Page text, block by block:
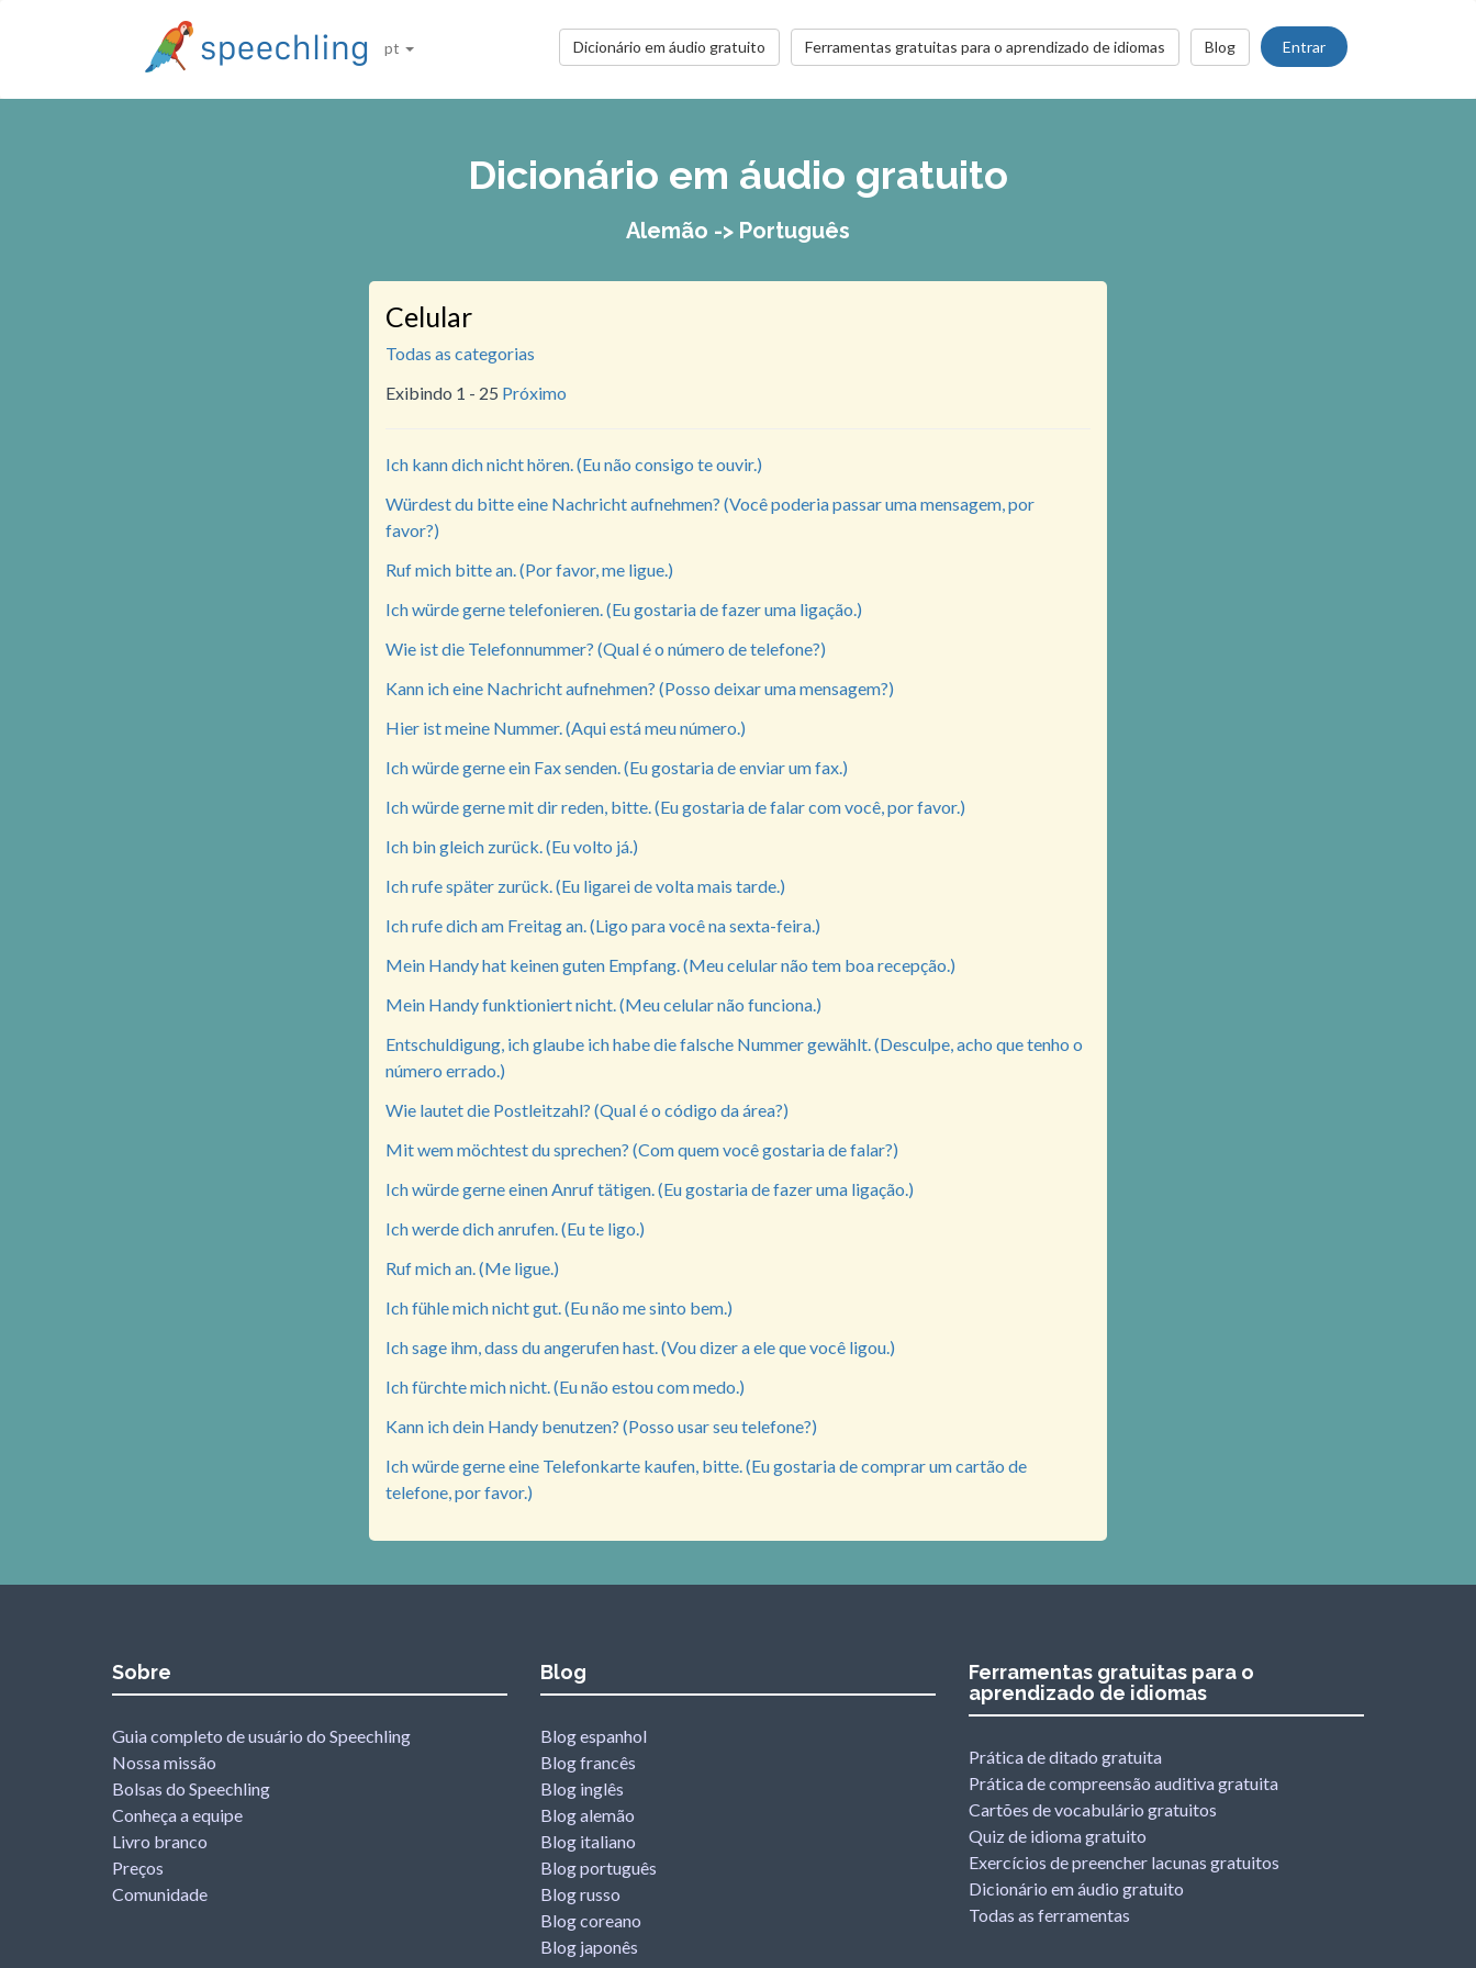
pt Entrar
Blog
Ferramentas gratuitas para o aprendizado de idiomas
Dicionário em áudio gratuito
Dicionário em áudio gratuito
Alemão -> Português
Celular
Todas as categorias
Exibindo 1 - 25 Próximo
Ich kann dich nicht hören. (Eu não consigo te ouvir.)
Würdest du bitte eine Nachricht aufnehmen? (Você poderia passar uma mensagem, por
favor?)
Ruf mich bitte an. (Por favor, me ligue.)
Ich würde gerne telefonieren. (Eu gostaria de fazer uma ligação.)
Wie ist die Telefonnummer? (Qual é o número de telefone?)
Kann ich eine Nachricht aufnehmen? (Posso deixar uma mensagem?)
Hier ist meine Nummer. (Aqui está meu número.)
Ich würde gerne ein Fax senden. (Eu gostaria de enviar um fax.)
Ich würde gerne mit dir reden, bitte. (Eu gostaria de falar com você, por favor.)
Ich bin gleich zurück. (Eu volto já.)
Ich rufe später zurück. (Eu ligarei de volta mais tarde.)
Ich rufe dich am Freitag an. (Ligo para você na sexta-feira.)
Mein Handy hat keinen guten Empfang. (Meu celular não tem boa recepção.)
Mein Handy funktioniert nicht. (Meu celular não funciona.)
Entschuldigung, ich glaube ich habe die falsche Nummer gewählt. (Desculpe, acho que tenho o
número errado.)
Wie lautet die Postleitzahl? (Qual é o código da área?)
Mit wem möchtest du sprechen? (Com quem você gostaria de falar?)
Ich würde gerne einen Anruf tätigen. (Eu gostaria de fazer uma ligação.)
Ich werde dich anrufen. (Eu te ligo.)
Ruf mich an. (Me ligue.)
Ich fühle mich nicht gut. (Eu não me sinto bem.)
Ich sage ihm, dass du angerufen hast. (Vou dizer a ele que você ligou.)
Ich fürchte mich nicht. (Eu não estou com medo.)
Kann ich dein Handy benutzen? (Posso usar seu telefone?)
Ich würde gerne eine Telefonkarte kaufen, bitte. (Eu gostaria de comprar um cartão de
telefone, por favor.)
Sobre
Guia completo de usuário do Speechling
Nossa missão
Bolsas do Speechling
Conheça a equipe
Livro branco
Preços
Comunidade
Blog
Blog espanhol
Blog francês
Blog inglês
Blog alemão
Blog italiano
Blog português
Blog russo
Blog coreano
Blog japonês
Ferramentas gratuitas para o
aprendizado de idiomas
Prática de ditado gratuita
Prática de compreensão auditiva gratuita
Cartões de vocabulário gratuitos
Quiz de idioma gratuito
Exercícios de preencher lacunas gratuitos
Dicionário em áudio gratuito
Todas as ferramentas